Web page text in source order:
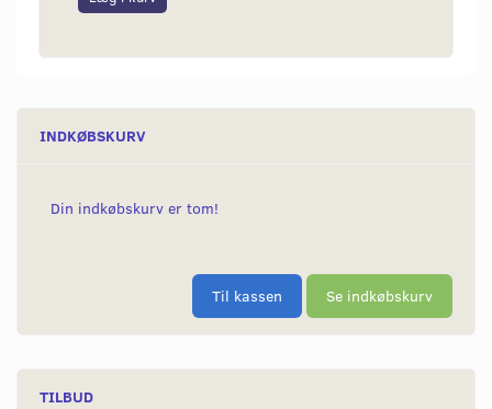
INDKØBSKURV
Din indkøbskurv er tom!
Til kassen Se indkøbskurv
TILBUD